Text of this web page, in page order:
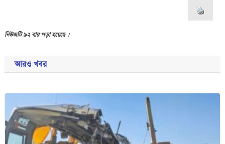
নিউজটি ৯২ বার পড়া হয়েছে ।
আরও খবর